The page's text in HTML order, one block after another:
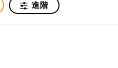
進階